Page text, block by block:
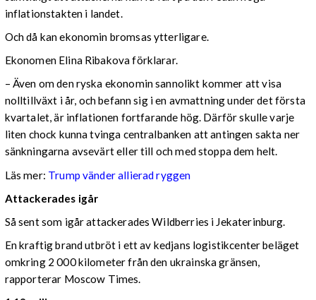
inflationstakten i landet.
Och då kan ekonomin bromsas ytterligare.
Ekonomen Elina Ribakova förklarar.
– Även om den ryska ekonomin sannolikt kommer att visa
nolltillväxt i år, och befann sig i en avmattning under det första
kvartalet, är inflationen fortfarande hög. Därför skulle varje
liten chock kunna tvinga centralbanken att antingen sakta ner
sänkningarna avsevärt eller till och med stoppa dem helt.
Läs mer: Trump vänder allierad ryggen
Attackerades igår
Så sent som igår attackerades Wildberries i Jekaterinburg.
En kraftig brand utbröt i ett av kedjans logistikcenter beläget
omkring 2 000 kilometer från den ukrainska gränsen,
rapporterar Moscow Times.